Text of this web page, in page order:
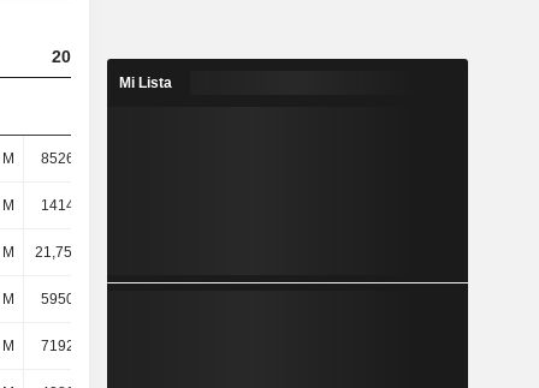
2023 2024 2025
8526,36 M
1414,59 M
21,75 mil M
5950,55 M
7192,09 M
Mi Lista